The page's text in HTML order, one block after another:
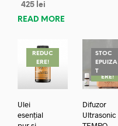
425 lei
READ MORE
REDUC
ERE!
Ulei
esențial
STOC
EPUIZA
TREDUC
ERE!
Difuzor
Ultrasonic